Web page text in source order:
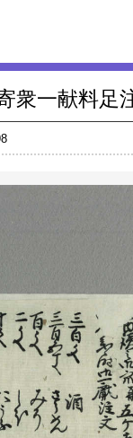
衆一献料足